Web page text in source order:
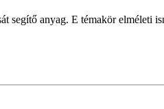
segítő anyag. E témakör elméleti